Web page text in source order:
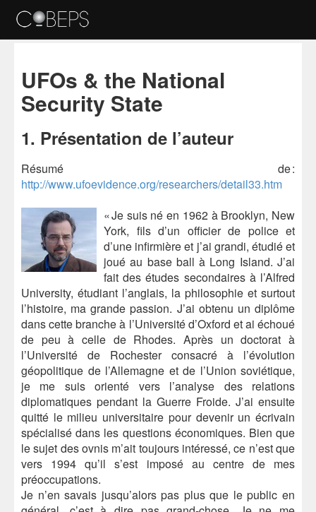
UFOs & the National
Security State
1. Présentation de l’auteur
Résumé de :
http://www.ufoevidence.org/researchers/detail33.htm
« Je suis né en 1962 à Brooklyn, New
York, fils d’un officier de police et
d’une infirmière et j’ai grandi, étudié et
joué au base ball à Long Island. J’ai
fait des études secondaires à l’Alfred
University, étudiant l’anglais, la philosophie et surtout
l’histoire, ma grande passion. J’ai obtenu un diplôme
dans cette branche à l’Université d’Oxford et ai échoué
de peu à celle de Rhodes. Après un doctorat à
l’Université de Rochester consacré à l’évolution
géopolitique de l’Allemagne et de l’Union soviétique,
je me suis orienté vers l’analyse des relations
diplomatiques pendant la Guerre Froide. J’ai ensuite
quitté le milieu universitaire pour devenir un écrivain
spécialisé dans les questions économiques. Bien que
le sujet des ovnis m’ait toujours intéressé, ce n’est que
vers 1994 qu’il s’est imposé au centre de mes
préoccupations.
Je n’en savais jusqu’alors pas plus que le public en